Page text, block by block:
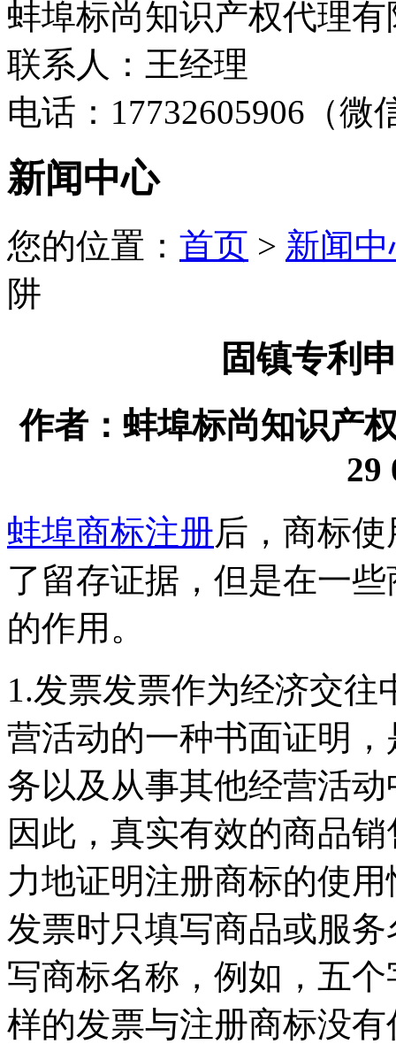
蚌埠标尚知识产权代理有
联系人：王经理
电话：17732605906（微
新闻中心
您的位置： 首页 > 新闻
阱
固镇专利
作者：蚌埠标尚知识产
29
蚌埠商标注册后，商标
了留存证据，但是在一
的作用。
1.发票发票作为经济交
营活动的一种书面证明
务以及从事其他经营活
因此，真实有效的商品
力地证明注册商标的使
发票时只填写商品或服
写商标名称，例如，五
样的发票与注册商标没